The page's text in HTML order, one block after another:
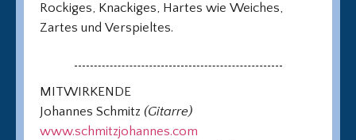
Rockiges, Knackiges, Hartes wie Weiches,
Zartes und Verspieltes.
MITWIRKENDE
Johannes Schmitz (Gitarre)
www.schmitzjohannes.com